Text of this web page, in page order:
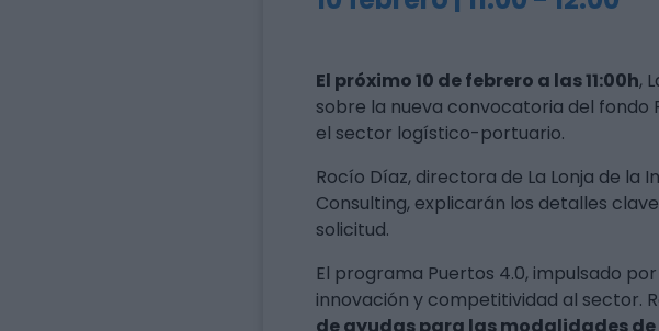
El próximo 10 de febrero a las 11:00h,
sobre la nueva convocatoria del fondo
el sector logístico-portuario.
Rocío Díaz, directora de La Lonja de la
Consulting, explicarán los detalles
solicitud.
El programa Puertos 4.0, impulsado
innovación y competitividad al sector.